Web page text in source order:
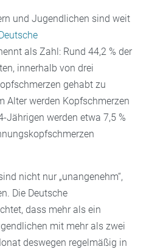
und Jugendlichen sind weit
als Zahl: Rund 44,2 % der
innerhalb von drei
gehabt zu
Alter werden Kopfschmerzen
Jährigen werden etwa 7,5 %
nicht nur „unangenehm“,
Die Deutsche
dass mehr als ein
mit mehr als zwei
deswegen regelmäßig in